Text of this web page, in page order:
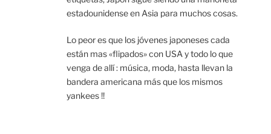
estadounidense en Asia para muchos cosas.
Lo peor es que los jóvenes japoneses cada
están mas «flipados» con USA y todo lo que
venga de allí : música, moda, hasta llevan la
bandera americana más que los mismos
yankees !!